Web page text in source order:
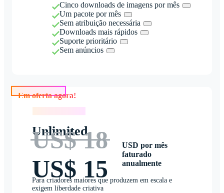
Cinco downloads de imagens por mês
Um pacote por mês
Sem atribuição necessária
Downloads mais rápidos
Suporte prioritário
Sem anúncios
Unlimited
US$ 18
US$ 15
USD por mês
faturado
anualmente
Para criadores maiores que produzem em escala e
exigem liberdade criativa